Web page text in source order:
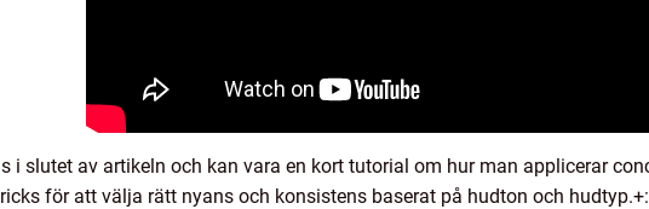
i slutet av artikeln och kan vara en kort tutorial om hur man applicerar
för att välja rätt nyans och konsistens baserat på hudton och hudtyp.+: